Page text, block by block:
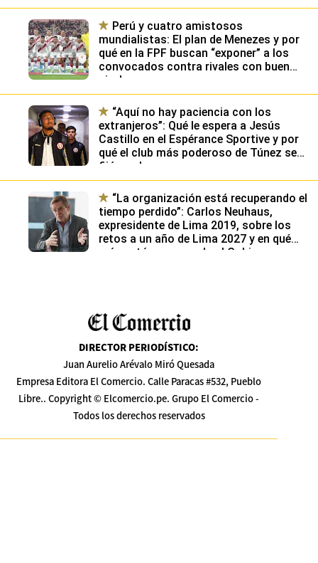
Perú y cuatro amistosos
mundialistas: El plan de Menezes y por
qué en la FPF buscan “exponer” a los
convocados contra rivales con buen
nivel
“Aquí no hay paciencia con los
extranjeros”: Qué le espera a Jesús
Castillo en el Espérance Sportive y por
qué el club más poderoso de Túnez se
fijó en el peruano
“La organización está recuperando el
tiempo perdido”: Carlos Neuhaus,
expresidente de Lima 2019, sobre los
retos a un año de Lima 2027 y en qué
más está preocupado el Gobierno
DIRECTOR PERIODÍSTICO:
Juan Aurelio Arévalo Miró Quesada
Empresa Editora El Comercio. Calle Paracas #532, Pueblo
Libre.. Copyright © Elcomercio.pe. Grupo El Comercio -
Todos los derechos reservados